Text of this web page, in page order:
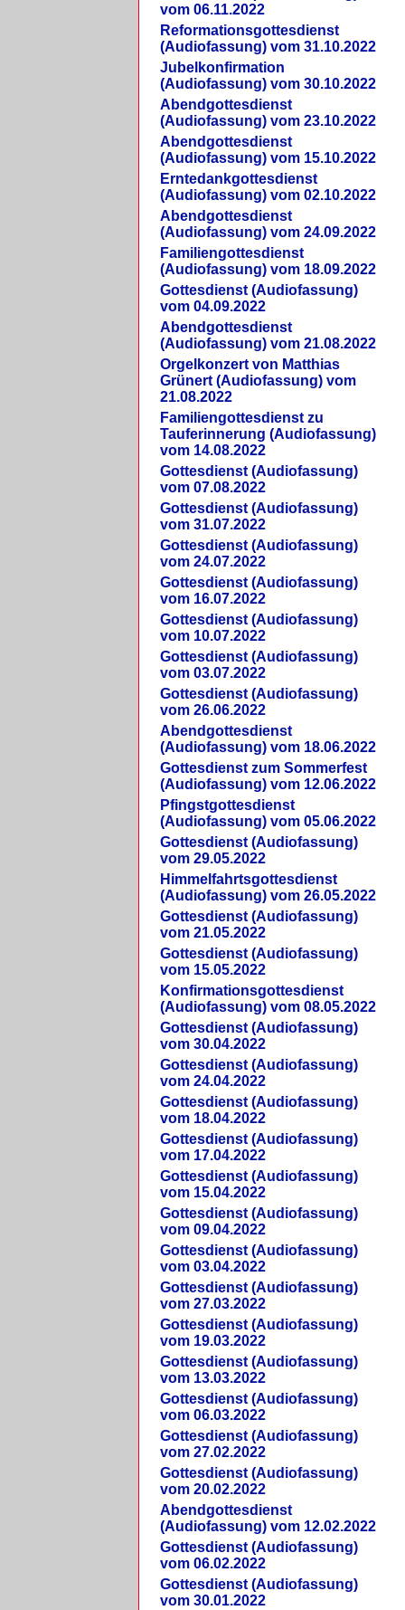
vom 06.11.2022
Reformationsgottesdienst
(Audiofassung) vom 31.10.2022
Jubelkonfirmation
(Audiofassung) vom 30.10.2022
Abendgottesdienst
(Audiofassung) vom 23.10.2022
Abendgottesdienst
(Audiofassung) vom 15.10.2022
Erntedankgottesdienst
(Audiofassung) vom 02.10.2022
Abendgottesdienst
(Audiofassung) vom 24.09.2022
Familiengottesdienst
(Audiofassung) vom 18.09.2022
Gottesdienst (Audiofassung)
vom 04.09.2022
Abendgottesdienst
(Audiofassung) vom 21.08.2022
Orgelkonzert von Matthias
Grünert (Audiofassung) vom
21.08.2022
Familiengottesdienst zu
Tauferinnerung (Audiofassung)
vom 14.08.2022
Gottesdienst (Audiofassung)
vom 07.08.2022
Gottesdienst (Audiofassung)
vom 31.07.2022
Gottesdienst (Audiofassung)
vom 24.07.2022
Gottesdienst (Audiofassung)
vom 16.07.2022
Gottesdienst (Audiofassung)
vom 10.07.2022
Gottesdienst (Audiofassung)
vom 03.07.2022
Gottesdienst (Audiofassung)
vom 26.06.2022
Abendgottesdienst
(Audiofassung) vom 18.06.2022
Gottesdienst zum Sommerfest
(Audiofassung) vom 12.06.2022
Pfingstgottesdienst
(Audiofassung) vom 05.06.2022
Gottesdienst (Audiofassung)
vom 29.05.2022
Himmelfahrtsgottesdienst
(Audiofassung) vom 26.05.2022
Gottesdienst (Audiofassung)
vom 21.05.2022
Gottesdienst (Audiofassung)
vom 15.05.2022
Konfirmationsgottesdienst
(Audiofassung) vom 08.05.2022
Gottesdienst (Audiofassung)
vom 30.04.2022
Gottesdienst (Audiofassung)
vom 24.04.2022
Gottesdienst (Audiofassung)
vom 18.04.2022
Gottesdienst (Audiofassung)
vom 17.04.2022
Gottesdienst (Audiofassung)
vom 15.04.2022
Gottesdienst (Audiofassung)
vom 09.04.2022
Gottesdienst (Audiofassung)
vom 03.04.2022
Gottesdienst (Audiofassung)
vom 27.03.2022
Gottesdienst (Audiofassung)
vom 19.03.2022
Gottesdienst (Audiofassung)
vom 13.03.2022
Gottesdienst (Audiofassung)
vom 06.03.2022
Gottesdienst (Audiofassung)
vom 27.02.2022
Gottesdienst (Audiofassung)
vom 20.02.2022
Abendgottesdienst
(Audiofassung) vom 12.02.2022
Gottesdienst (Audiofassung)
vom 06.02.2022
Gottesdienst (Audiofassung)
vom 30.01.2022